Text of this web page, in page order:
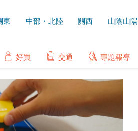
東 中部・北陸 關西 山陰山陽
好買 交通 專題報導